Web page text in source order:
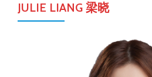
JULIE LIANG 梁晓